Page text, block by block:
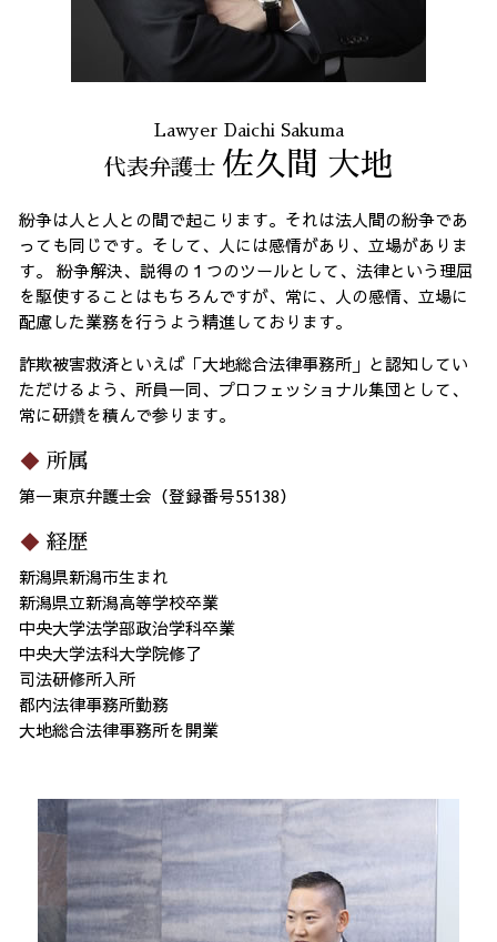
Lawyer Daichi Sakuma
代表弁護士 佐久間 大地
紛争は人と人との間で起こります。それは法人間の紛争であ
っても同じです。そして、人には感情があり、立場がありま
す。 紛争解決、説得の１つのツールとして、法律という理屈
を駆使することはもちろんですが、常に、人の感情、立場に
配慮した業務を行うよう精進しております。
詐欺被害救済といえば「大地総合法律事務所」と認知してい
ただけるよう、所員一同、プロフェッショナル集団として、
常に研鑽を積んで参ります。
所属
第一東京弁護士会（登録番号55138）
経歴
新潟県新潟市生まれ
新潟県立新潟高等学校卒業
中央大学法学部政治学科卒業
中央大学法科大学院修了
司法研修所入所
都内法律事務所勤務
大地総合法律事務所を開業